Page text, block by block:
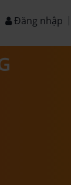
Đăng nhập